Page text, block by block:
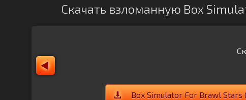
Скачать взломанную Box
Box Simulator For Brawl